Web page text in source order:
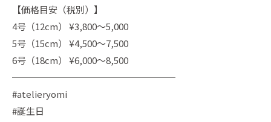
【価格目安（税別）】
4号（12cm） ¥3,800〜5,000
5号（15cm） ¥4,500〜7,500
6号（18cm） ¥6,000〜8,500
──────────────────
#atelieryomi
#誕生日